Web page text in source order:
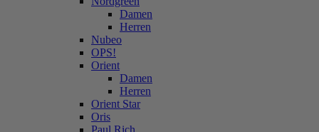
Damen
Herren
Nubeo
OPS!
Orient
Damen
Herren
Orient Star
Oris
Paul Rich